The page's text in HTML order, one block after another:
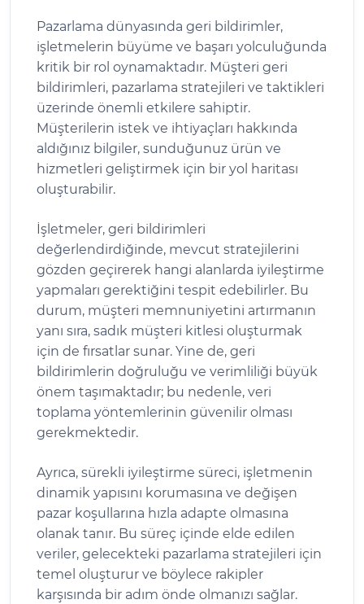
Pazarlama dünyasında geri bildirimler,
işletmelerin büyüme ve başarı yolculuğunda
kritik bir rol oynamaktadır. Müşteri geri
bildirimleri, pazarlama stratejileri ve taktikleri
üzerinde önemli etkilere sahiptir.
Müşterilerin istek ve ihtiyaçları hakkında
aldığınız bilgiler, sunduğunuz ürün ve
hizmetleri geliştirmek için bir yol haritası
oluşturabilir.
İşletmeler, geri bildirimleri
değerlendirdiğinde, mevcut stratejilerini
gözden geçirerek hangi alanlarda iyileştirme
yapmaları gerektiğini tespit edebilirler. Bu
durum, müşteri memnuniyetini artırmanın
yanı sıra, sadık müşteri kitlesi oluşturmak
için de fırsatlar sunar. Yine de, geri
bildirimlerin doğruluğu ve verimliliği büyük
önem taşımaktadır; bu nedenle, veri
toplama yöntemlerinin güvenilir olması
gerekmektedir.
Ayrıca, sürekli iyileştirme süreci, işletmenin
dinamik yapısını korumasına ve değişen
pazar koşullarına hızla adapte olmasına
olanak tanır. Bu süreç içinde elde edilen
veriler, gelecekteki pazarlama stratejileri için
temel oluşturur ve böylece rakipler
karşısında bir adım önde olmanızı sağlar.